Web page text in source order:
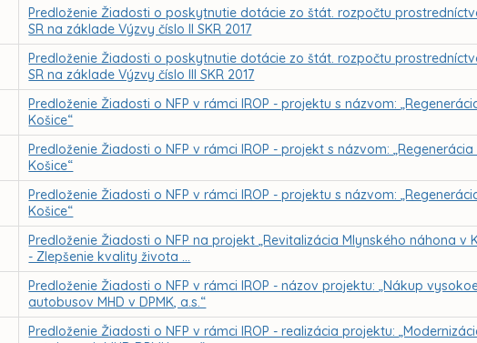
Predloženie Žiadosti o poskytnutie dotácie zo štát. rozpočtu
SR na základe Výzvy číslo II SKR 2017
Predloženie Žiadosti o poskytnutie dotácie zo štát. rozpočtu
SR na základe Výzvy číslo III SKR 2017
Predloženie Žiadosti o NFP v rámci IROP - projektu s názvom:
Košice“
Predloženie Žiadosti o NFP v rámci IROP - projekt s názvom:
Košice“
Predloženie Žiadosti o NFP v rámci IROP - projektu s názvom:
Košice“
Predloženie Žiadosti o NFP na projekt „Revitalizácia Mlynského náhona v
- Zlepšenie kvality života ...
Predloženie Žiadosti o NFP v rámci IROP - názov projektu: „Nákup
autobusov MHD v DPMK, a.s.“
Predloženie Žiadosti o NFP v rámci IROP - realizácia projektu: